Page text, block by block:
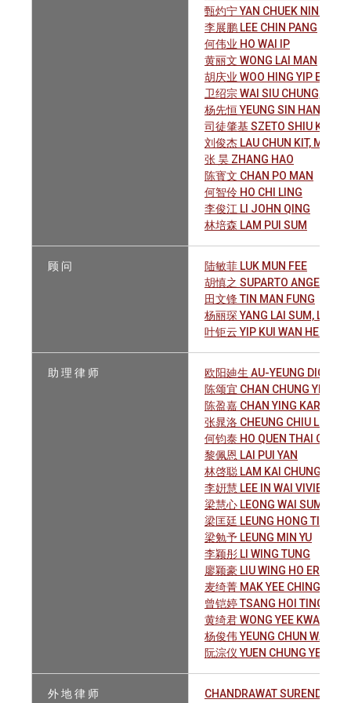
甄灼宁 YAN CHUEK NING
李展鹏 LEE CHIN PANG
何伟业 HO WAI IP
黄丽文 WONG LAI MAN
胡庆业 WOO HING YIP ERIC
卫绍宗 WAI SIU CHUNG,
杨先恒 YEUNG SIN HANG
司徒肇基 SZETO SHIU KEI,
刘俊杰 LAU CHUN KIT,
张 昊 ZHANG HAO
陈寳文 CHAN PO MAN
何智伶 HO CHI LING
李俊江 LI JOHN QING
林培森 LAM PUI SUM
顾 问
陆敏菲 LUK MUN FEE
胡慎之 SUPARTO ANGELINE
田文锋 TIN MAN FUNG
杨丽琛 YANG LAI SUM, LISA
叶钜云 YIP KUI WAN HENRY
助 理 律 师
欧阳廸生 AU-YEUNG
陈颂宜 CHAN CHUNG YI
陈盈嘉 CHAN YING KAR
张晁洛 CHEUNG CHIU LOK
何钧泰 HO QUEN THAI
黎佩恩 LAI PUI YAN
林啓聪 LAM KAI CHUNG
李姸慧 LEE IN WAI VIVIEN
梁慧心 LEONG WAI SUM
梁匡廷 LEUNG HONG TING
梁勉予 LEUNG MIN YU
李颖彤 LI WING TUNG
廖颖豪 LIU WING HO ERIC
麦绮菁 MAK YEE CHING
曾铠婷 TSANG HOI TING
黄绮君 WONG YEE KWAN
杨俊伟 YEUNG CHUN WAI
阮淙仪 YUEN CHUNG YEE
外 地 律 师
CHANDRAWAT SURENDRA